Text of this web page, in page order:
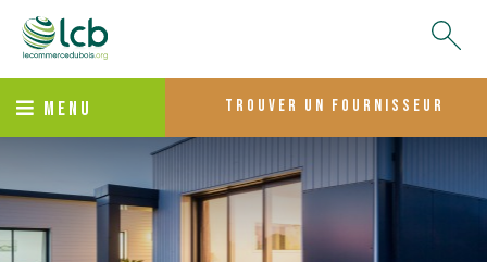
MENU trouver un fournisseur